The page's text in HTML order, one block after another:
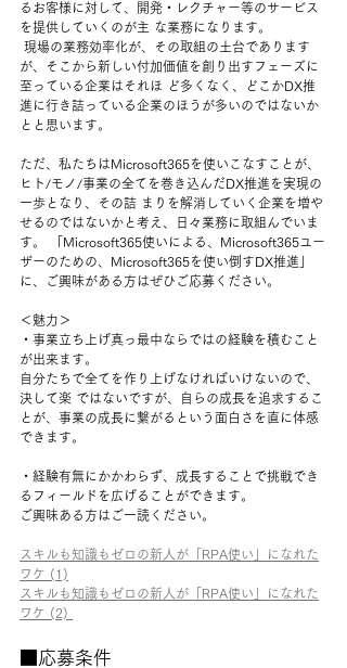
るお客様に対して、開発・レクチャー等のサービス
を提供していくのが主 な業務になります。
が、そこから新しい付加価値を創り出すフェーズに
至っている企業はそれほ ど多くなく、どこかDX推
進に行き詰っている企業のほうが多いのではないか
とと思います。
ただ、私たちはMicrosoft365を使いこなすことが、
ヒト/モノ/事業の全てを巻き込んだDX推進を実現の
一歩となり、その詰 まりを解消していく企業を増や
せるのではないかと考え、日々業務に取組んでいま
す。 「Microsoft365使いによる、Microsoft365ユー
ザーのための、Microsoft365を使い倒すDX推進」
に、ご興味がある方はぜひご応募ください。
＜魅力＞
・事業立ち上げ真っ最中ならではの経験を積むこと
が出来ます。
自分たちで全てを作り上げなければいけないので、
決して楽 ではないですが、自らの成長を追求するこ
とが、事業の成長に繋がるという面白さを直に体感
できます。
・経験有無にかかわらず、成長することで挑戦でき
るフィールドを広げることができます。
ご興味ある方はご一読ください。
スキルも知識もゼロの新人が「RPA使い」になれた
ワケ (1)
スキルも知識もゼロの新人が「RPA使い」になれた
ワケ (2)
■応募条件